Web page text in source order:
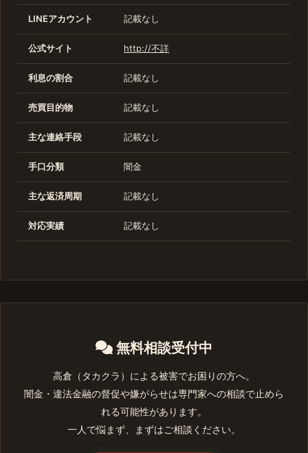
LINEアカウント 記載なし
公式サイト http://不詳
利息の割合 記載なし
売買目的物 記載なし
主な連絡手段 記載なし
手口分類 闇金
主な返済周期 記載なし
対応実績 記載なし
無料相談受付中
高倉（タカクラ）による被害でお困りの方へ。
闇金・違法金融の督促や嫌がらせは専門家への相談で止めら
れる可能性があります。
一人で悩まず、まずはご相談ください。